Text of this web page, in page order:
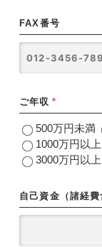
FAX番号
ご年収 *
500万円未満
1000万円以上
3000万円以上
自己資金（諸経費